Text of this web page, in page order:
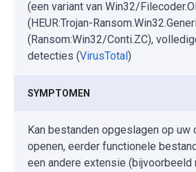
(een variant van Win32/
(HEUR:Trojan-
(Ransom:Win32/Conti.ZC),
detecties (VirusTotal )
SYMPTOMEN
Kan bestanden opgeslagen op uw
openen, eerder functionele
een andere extensie (bijvoorbeeld